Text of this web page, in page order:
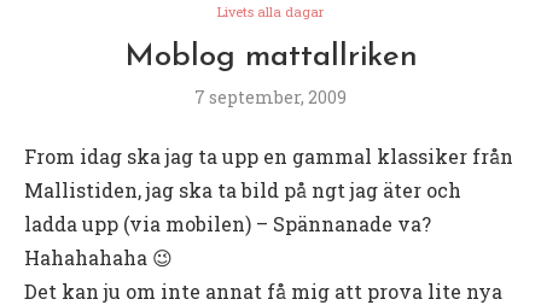
Livets alla dagar
Moblog mattallriken
7 september, 2009
From idag ska jag ta upp en gammal klassiker från
Mallistiden, jag ska ta bild på ngt jag äter och
ladda upp (via mobilen) – Spännanade va?
Hahahahaha 😉
Det kan ju om inte annat få mig att prova lite nya